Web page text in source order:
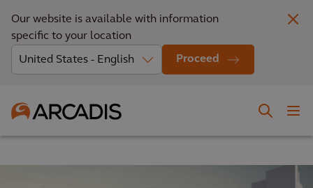
Our website is available with information
specific to your location
Proceed